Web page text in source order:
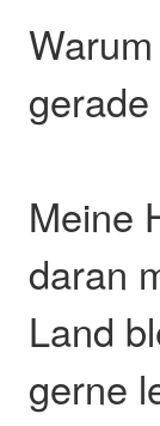
Meine
daran
Land
gerne